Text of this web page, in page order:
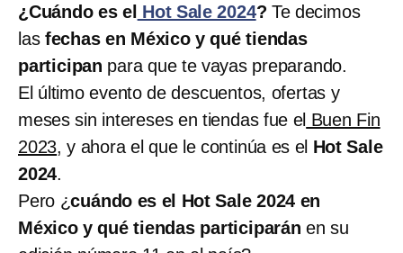
¿Cuándo es el Hot Sale 2024? Te decimos
las fechas en México y qué tiendas
participan para que te vayas preparando.
El último evento de descuentos, ofertas y
meses sin intereses en tiendas fue el Buen Fin
2023, y ahora el que le continúa es el Hot Sale
2024.
Pero ¿cuándo es el Hot Sale 2024 en
México y qué tiendas participaránen su